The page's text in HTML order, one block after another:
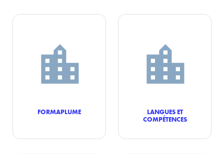
FORMAPLUME
LANGUES ET
COMPÉTENCES